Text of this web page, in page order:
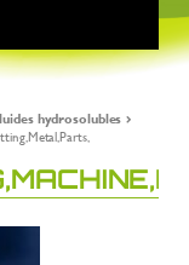
hydrosolubles